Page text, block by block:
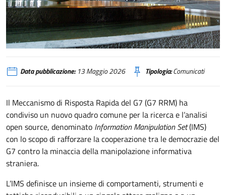
L’Italia ospita il 3° Forum mondiale dei giovani del Programma UNESCO
Data pubblicazione:13 Maggio 2026 Tipologia:Comunicati
Il Meccanismo di Risposta Rapida del G7 (G7 RRM) ha
condiviso un nuovo quadro comune per la ricerca e l’analisi
open source, denominato Information Manipulation Set(IMS)
con lo scopo di rafforzare la cooperazione tra le democrazie del
G7 contro la minaccia della manipolazione informativa
straniera.
L’IMS definisce un insieme di comportamenti, strumenti e